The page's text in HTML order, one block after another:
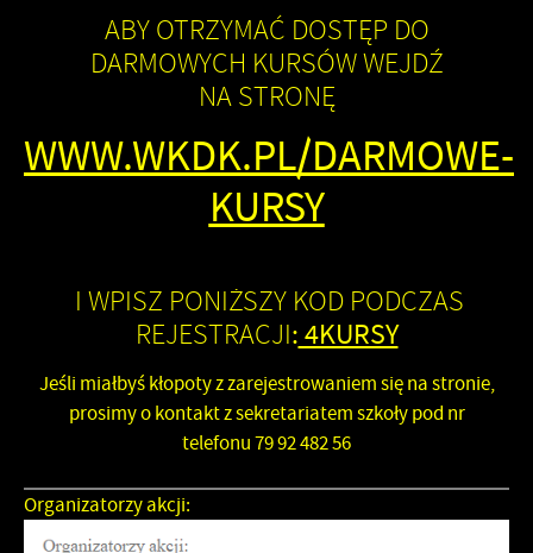
ABY OTRZYMAĆ DOSTĘP DO
DARMOWYCH KURSÓW WEJDŹ
NA STRONĘ
WWW.WKDK.PL/DARMOWE-
KURSY
I WPISZ PONIŻSZY KOD PODCZAS
REJESTRACJI: 4KURSY
Jeśli miałbyś kłopoty z zarejestrowaniem się na stronie,
prosimy o kontakt z sekretariatem szkoły pod nr
telefonu79 92 482 56
Organizatorzy akcji: